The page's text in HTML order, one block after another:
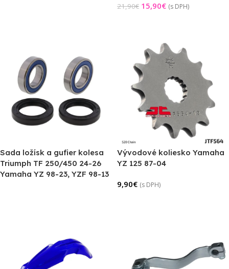
21,90€ 15,90€ (s DPH)
Sada ložísk a gufier kolesa
Triumph TF 250/450 24-26
Yamaha YZ 98-23, YZF 98-13
Vývodové koliesko Yamaha
YZ 125 87-04
9,90€ (s DPH)